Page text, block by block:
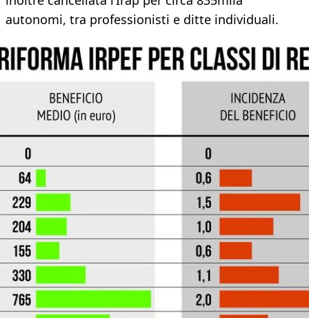
autonomi, tra professionisti e ditte individuali.